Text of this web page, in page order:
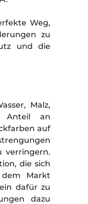
Weg,
zu
und die
Malz,
Anteil an
auf
verringern.
die sich
Markt
dafür zu
dazu